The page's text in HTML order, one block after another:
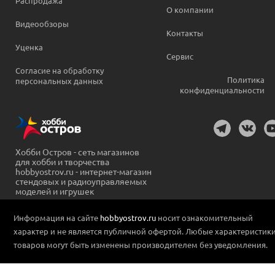
Видеообзоры
Уценка
Согласие на обработку
персональных данных
О компании
Контакты
Сервис
Политика
конфиденциальности
Хобби Остров - сеть магазинов
для хобби и творчества
hobbyostrov.ru - интернет-магазин
стендовых и радиоуправляемых
моделей и игрушек
Информация на сайте hobbyostrov.ru носит ознакомительный
характер и не является публичной офертой. Любые
товаров могут быть изменены производителем без уведомления.